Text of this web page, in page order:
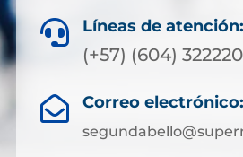
 Líneas de atención:
(+57) (604)
 Correo electrónico: